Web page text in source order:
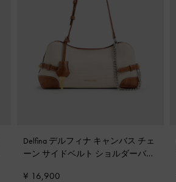
Delfina デルフィナ キャンバス チェ
ーン サイドベルト ショルダーバッ
¥ 16,900